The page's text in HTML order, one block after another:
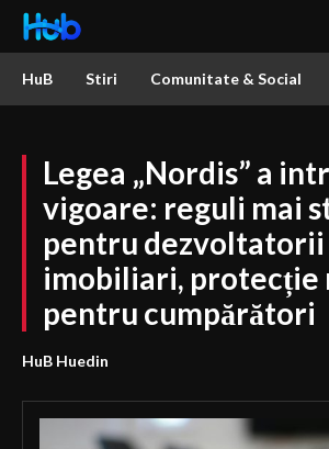
HuB Stiri Comunitate & Social
Legea „Nordis” a
vigoare: reguli mai
pentru dezvoltatorii
imobiliari, protecție
pentru cumpărători
HuB Huedin